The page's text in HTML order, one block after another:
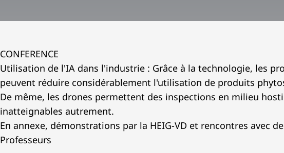
CONFERENCE
Utilisation de l'IA dans l'industrie : Grâce à la technologie, les
peuvent réduire considérablement l'utilisation de produits
De même, les drones permettent des inspections en milieu
inatteignables autrement.
En annexe, démonstrations par la HEIG-VD et rencontres avec
Professeurs